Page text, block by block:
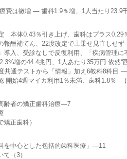
は微増 — 歯科1.9％増、1人当たり23.9
体0.43％引き上げ、歯科はプラス0.29
補てん、22度改定で上乗せ見直しせず
、受診なしで反復利用、「疾病管理に
の44.4兆円、1人あたり35万円 依然“
テストから「情報」加え6教科8科目 —
始4週マイカ利用1％未満、歯科1.8％
者の矯正歯科治療—7
正歯科）
心とした包括的歯科医療」—11
（3）